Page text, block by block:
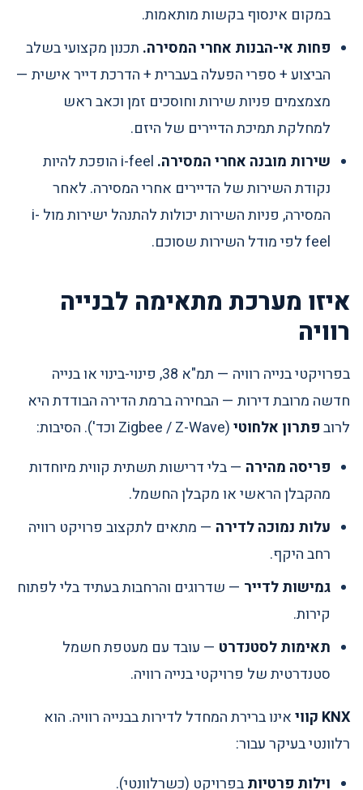
במקום אינסוף בקשות מותאמות.
פחות אי-הבנות אחרי המסירה. תכנון מקצועי בשלב
הביצוע + ספרי הפעלה בעברית + הדרכת דייר אישית —
מצמצמים פניות שירות וחוסכים זמן וכאב ראש
למחלקת תמיכת הדיירים של היזם.
שירות מובנה אחרי המסירה.
i-feel הופכת להיות
נקודת השירות של הדיירים אחרי המסירה. לאחר
המסירה, פניות השירות יכולות להתנהל ישירות מול i-
feel לפי מודל השירות שסוכם.
איזו מערכת מתאימה לבנייה
רוויה
בפרויקטי בנייה רוויה — תמ"א 38, פינוי-בינוי או בנייה
חדשה מרובת דירות — הבחירה ברמת הדירה הבודדת היא
לרובפתרון אלחוטי(Zigbee / Z-Wave וכד'). הסיבות:
פריסה מהירה — בלי דרישות תשתית קווית מיוחדות
מהקבלן הראשי או מקבלן החשמל.
עלות נמוכה לדירה — מתאים לתקצוב פרויקט רוויה
רחב היקף.
גמישות לדייר — שדרוגים והרחבות בעתיד בלי לפתוח
קירות.
תאימות לסטנדרט — עובד עם מעטפת חשמל
סטנדרטית של פרויקטי בנייה רוויה.
KNX קווי
אינו ברירת המחדל לדירות בבנייה רוויה. הוא
רלוונטי בעיקר עבור:
וילות פרטיותבפרויקט (כשרלוונטי).